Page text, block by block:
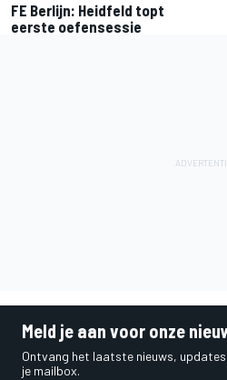
FE Berlijn: Heidfeld topt
eerste oefensessie
Meld je aan voor onze
Ontvang het laatste nieuws,
je mailbox.